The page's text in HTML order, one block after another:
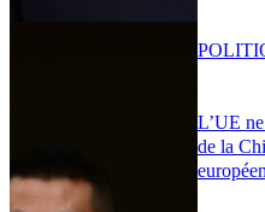
L’UE
de la